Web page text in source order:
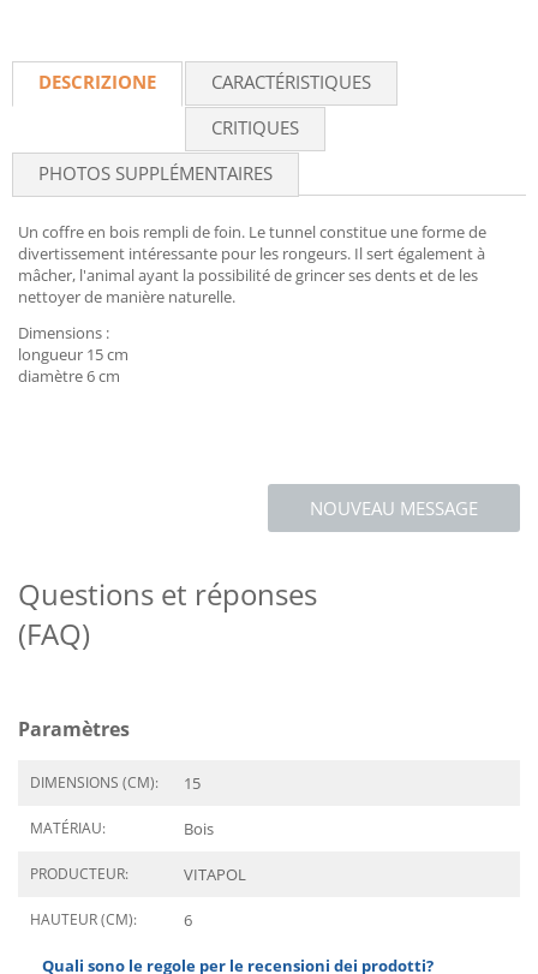
DESCRIZIONE
CARACTÉRISTIQUES
CRITIQUES
PHOTOS SUPPLÉMENTAIRES
Un coffre en bois rempli de foin. Le tunnel constitue une forme de
divertissement intéressante pour les rongeurs. Il sert également à
mâcher, l'animal ayant la possibilité de grincer ses dents et de les
nettoyer de manière naturelle.
Dimensions :
longueur 15 cm
diamètre 6 cm
NOUVEAU MESSAGE
Questions et réponses
(FAQ)
Paramètres
DIMENSIONS (CM): 15
MATÉRIAU: Bois
PRODUCTEUR: VITAPOL
HAUTEUR (CM): 6
Quali sono le regole per le recensioni dei prodotti?